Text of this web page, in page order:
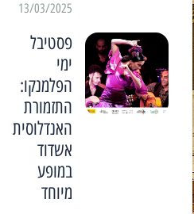
13/03/2025
פסטיבל
ימי
הפלמנקו:
התזמורת
האנדלוסית
אשדוד
במופע
מיוחד